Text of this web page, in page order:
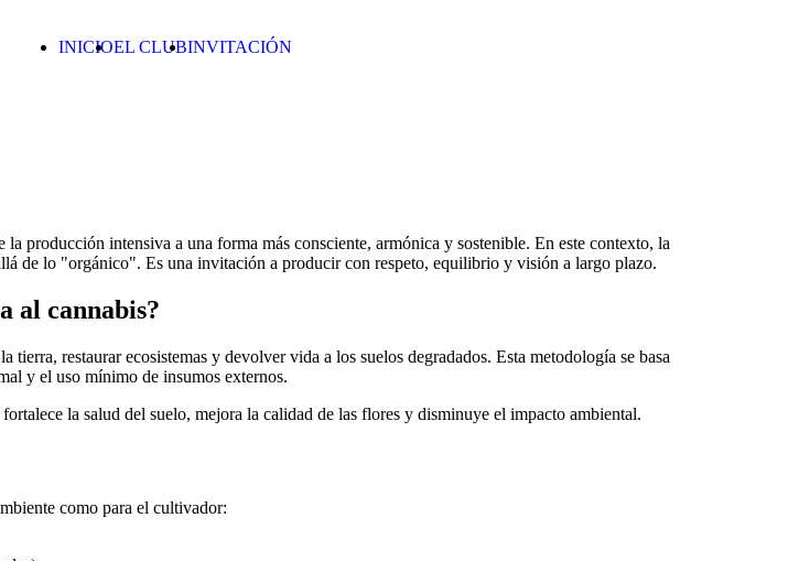
INICIOEL CLUBINVITACIÓN
producción intensiva a una forma más consciente, armónica y sostenible. En este contexto, la
de lo "orgánico". Es una invitación a producir con respeto, equilibrio y visión a largo plazo.
al cannabis?
restaurar ecosistemas y devolver vida a los suelos degradados. Esta metodología se basa
y el uso mínimo de insumos externos.
la salud del suelo, mejora la calidad de las flores y disminuye el impacto ambiental.
como para el cultivador: